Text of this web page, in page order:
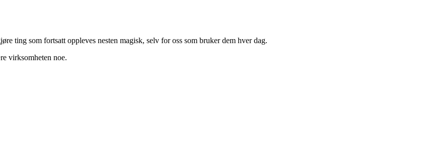
ting som fortsatt oppleves nesten magisk, selv for oss som bruker dem hver dag.
virksomheten noe.